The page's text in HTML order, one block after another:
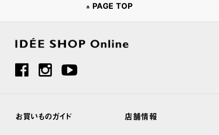
PAGE TOP
お買いものガイド 店舗情報